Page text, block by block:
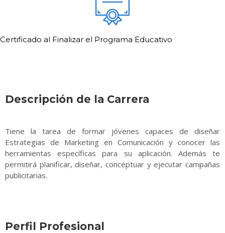
Certificado al Finalizar el Programa Educativo
Descripción de la Carrera
Tiene la tarea de formar jóvenes capaces de diseñar
Estrategias de Marketing en Comunicación y conocer las
herramientas específicas para su aplicación. Además te
permitirá planificar, diseñar, conceptuar y ejecutar campañas
publicitarias.
Perfil Profesional